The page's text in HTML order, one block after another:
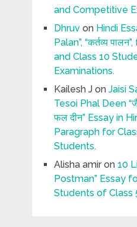
and Competitive
Dhruvon Hindi
Palan”, “कर्तव्य
and Class 10
Examinations.
Kailesh Jon Jaisi
Tesoi Phal Deen
फल दीन” Essay in
Paragraph for
Students.
Alisha amiron 10
Postman” Essay
Students of Class